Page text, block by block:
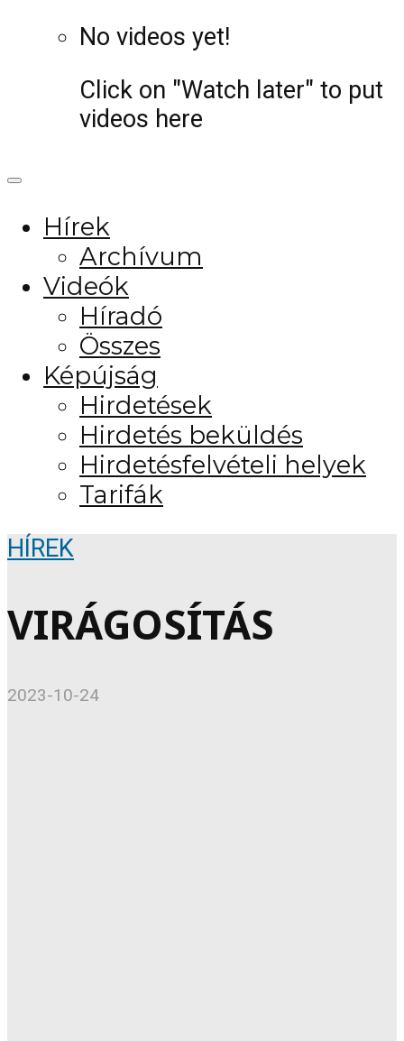
No videos yet!
Click on "Watch later" to put
videos here
Hírek
Archívum
Videók
Híradó
Összes
Képújság
Hirdetések
Hirdetés beküldés
Hirdetésfelvételi helyek
Tarifák
HÍREK
VIRÁGOSÍTÁS
2023-10-24